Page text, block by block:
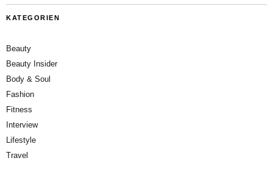
KATEGORIEN
Beauty
Beauty Insider
Body & Soul
Fashion
Fitness
Interview
Lifestyle
Travel